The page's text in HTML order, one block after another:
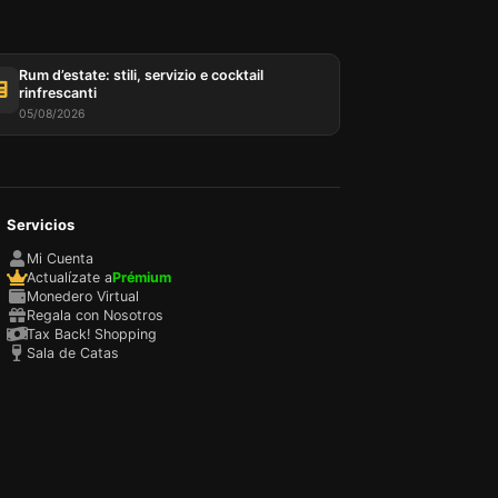
Rum d’estate: stili, servizio e cocktail
rinfrescanti
05/08/2026
Servicios
Mi Cuenta
Actualízate aPrémium
Monedero Virtual
Regala con Nosotros
Tax Back! Shopping
Sala de Catas
da
sito